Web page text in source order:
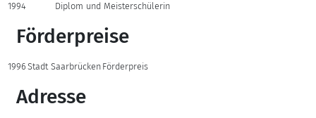
1994 Diplom und Meisterschülerin
Förderpreise
1996 Stadt Saarbrücken Förderpreis
Adresse